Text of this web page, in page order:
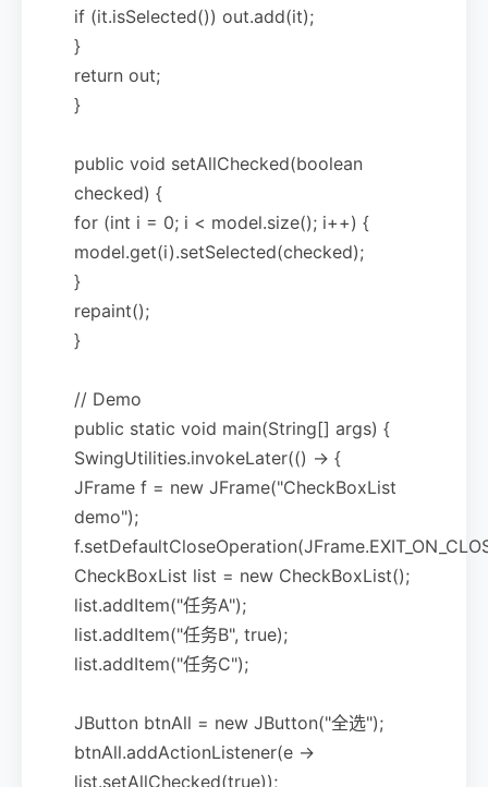
if (it.isSelected()) out.add(it);
}
return out;
}
public void setAllChecked(boolean
checked) {
for (int i = 0; i < model.size(); i++) {
model.get(i).setSelected(checked);
}
repaint();
}
// Demo
public static void main(String[] args) {
SwingUtilities.invokeLater(() -> {
JFrame f = new JFrame("CheckBoxList
demo");
CheckBoxList list = new CheckBoxList();
list.addItem("任务A");
list.addItem("任务B", true);
list.addItem("任务C");
JButton btnAll = new JButton("全选");
btnAll.addActionListener(e ->
list.setAllChecked(true));